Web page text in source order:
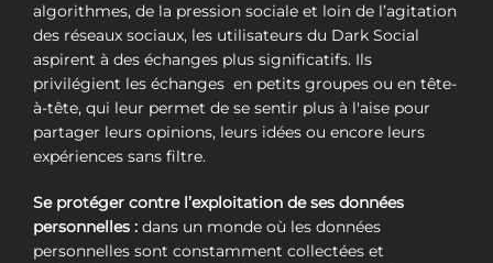
algorithmes, de la pression sociale et loin de l’agitation
des réseaux sociaux, les utilisateurs du Dark Social
aspirent à des échanges plus significatifs. Ils
privilégient les échanges en petits groupes ou en tête-
à-tête, qui leur permet de se sentir plus à l'aise pour
partager leurs opinions, leurs idées ou encore leurs
expériences sans filtre.
Se protéger contre l’exploitation de ses données
personnelles : dans un monde où les données
personnelles sont constamment collectées et